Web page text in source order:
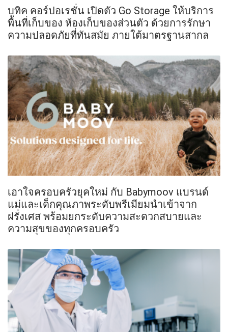
บูทิค คอร์ปอเรชั่น เปิดตัว Go Storage ให้บริการ
พื้นที่เก็บของ ห้องเก็บของส่วนตัว ด้วยการรักษา
ความปลอดภัยที่ทันสมัย ภายใต้มาตรฐานสากล
เอาใจครอบครัวยุคใหม่ กับ Babymoov แบรนด์
แม่และเด็กคุณภาพระดับพรีเมียมนำเข้าจาก
ฝรั่งเศส พร้อมยกระดับความสะดวกสบายและ
ความสุขของทุกครอบครัว